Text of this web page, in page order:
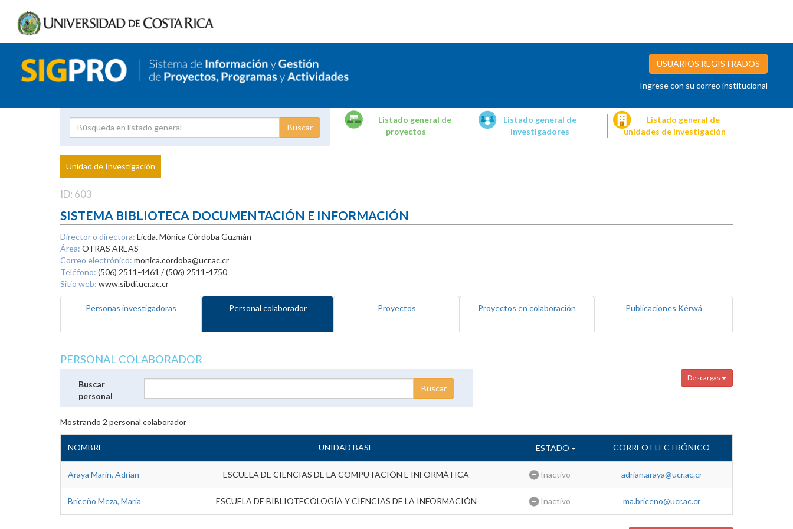
USUARIOS REGISTRADOS
Ingrese con su correo institucional
Proyecto
Investigador
Listado general de
proyectos
Listado general de
investigadores
Listado general de
unidades de investigación
Unidad de Investigación
ID: 603
SISTEMA BIBLIOTECA DOCUMENTACIÓN E INFORMACIÓN
Director o directora: Licda. Mónica Córdoba Guzmán
Área: OTRAS AREAS
Correo electrónico: monica.cordoba@ucr.ac.cr
Teléfono: (506) 2511-4461 / (506) 2511-4750
Sitio web: www.sibdi.ucr.ac.cr
Personas investigadoras Personal colaborador Proyectos Proyectos en colaboración Publicaciones Kérwá
PERSONAL COLABORADOR
Descargas
Buscar
personal
Mostrando 2 personal colaborador
NOMBRE UNIDAD BASE ESTADO CORREO ELECTRÓNICO
Araya Marin, Adrian ESCUELA DE CIENCIAS DE LA COMPUTACIÓN E INFORMÁTICA Inactivo adrian.araya@ucr.ac.cr
Briceño Meza, Maria ESCUELA DE BIBLIOTECOLOGÍA Y CIENCIAS DE LA INFORMACIÓN Inactivo ma.briceno@ucr.ac.cr